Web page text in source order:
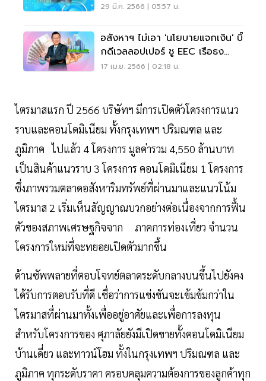
29 มี.ค. 2566 | 05:57 น.
อสังหาฯ ไม่เอา 'นโยบายแจกเงิน' บิ๊
กดีเวลลอปเปอร์ ชู EEC เรือธง
เศรษฐกิจ
17 เม.ย. 2566 | 02:18 น.
ไตรมาสแรก ปี 2566 บริษัทฯ มีการเปิดตัวโครงการแนว
ราบและคอนโดมิเนียม ทั้งกรุงเทพฯ ปริมณฑล และ
ภูมิภาค ไปแล้ว 4 โครงการ มูลค่ารวม 4,550 ล้านบาท
เป็นสินค้าแนวราบ 3 โครงการ คอนโดมิเนียม 1 โครงการ
ซึ่งภาพรวมตลาดอสังหาริมทรัพย์ที่ผ่านมาและแนวโน้ม
ไตรมาส 2 เริ่มเห็นสัญญาณบวกอย่างต่อเนื่องจากการฟื้น
ตัวของสภาพเศรษฐกิจจาก ภาคการท่องเที่ยว จำนวน
โครงการใหม่ที่จะทยอยเปิดตัวมากขึ้น
ด้านซัพพลายที่ตอบโจทย์ตลาดระดับกลางบนขึ้นไปยังคง
ได้รับการตอบรับที่ดี เชื่อว่าการแข่งขันจะเข้มข้มกว่าใน
ไตรมาสที่ผ่านมาทั้งเพื่ออยู่อาศัยและเพื่อการลงทุน
สำหรับโครงการของ ศุภาลัยยังมีเปิดขายทั้งคอนโดมิเนียม
บ้านเดี่ยว และทาวน์โฮม ทั้งในกรุงเทพฯ ปริมณฑล และ
ภูมิภาค ทุกระดับราคา ครอบคลุมความต้องการของลูกค้าทุก